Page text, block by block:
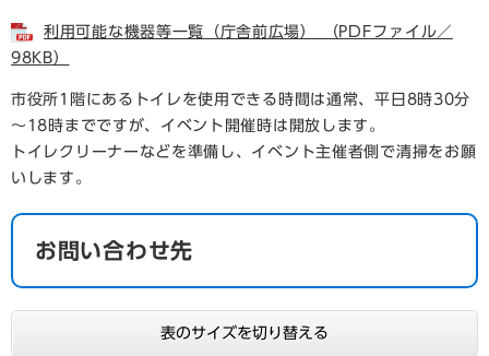
利用可能な機器等一覧（庁舎前広場） （PDFファイル／
98KB）
市役所1階にあるトイレを使用できる時間は通常、平日8時30分
～18時までですが、イベント開催時は開放します。
トイレクリーナーなどを準備し、イベント主催者側で清掃をお願
いします。
お問い合わせ先
表のサイズを切り替える